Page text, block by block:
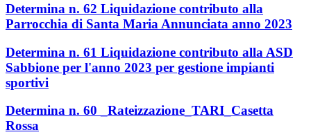
Determina n. 62 Liquidazione contributo alla
Parrocchia di Santa Maria Annunciata anno 2023
Determina n. 61 Liquidazione contributo alla ASD
Sabbione per l'anno 2023 per gestione impianti
sportivi
Determina n. 60 _Rateizzazione_TARI_Casetta
Rossa